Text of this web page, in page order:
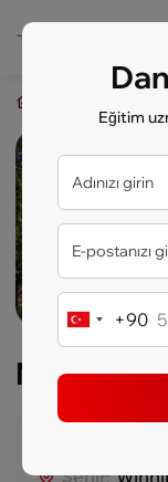
Şehir:
Eğitim
Turkey+90